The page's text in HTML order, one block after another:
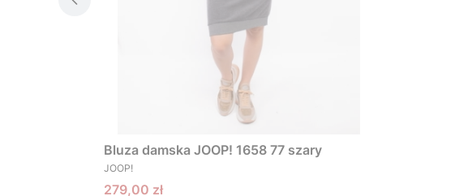
Bluza damska JOOP! 1658 77 szary
PRODUCENT
JOOP!
Cena promocyjna
279,00 zł